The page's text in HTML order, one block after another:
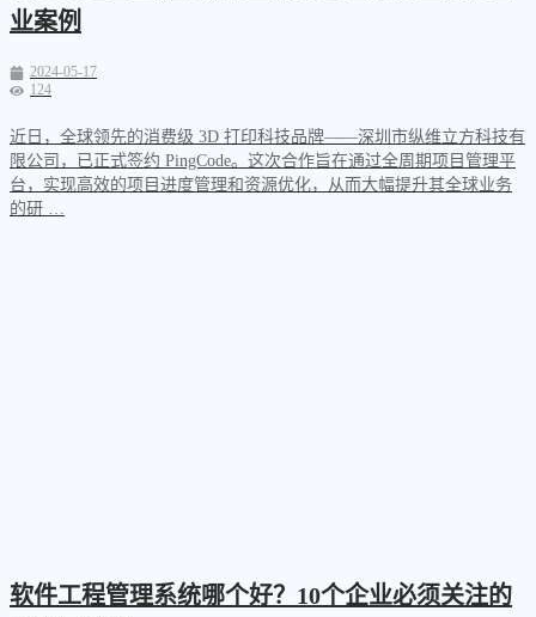
业案例
2024-05-17
124
近日，全球领先的消费级 3D 打印科技品牌——深圳市纵维立方科技有
限公司，已正式签约 PingCode。这次合作旨在通过全周期项目管理平
台，实现高效的项目进度管理和资源优化，从而大幅提升其全球业务
的研 …
软件工程管理系统哪个好？10个企业必须关注的